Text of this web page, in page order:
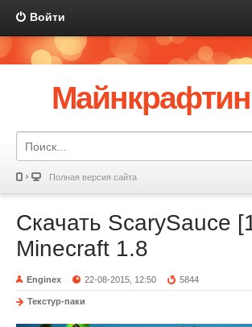
Войти
Полная версия сайта
Скачать ScarySauce
Minecraft 1.8
Enginex 22-08-2015, 12:50 5844
Текстур-паки